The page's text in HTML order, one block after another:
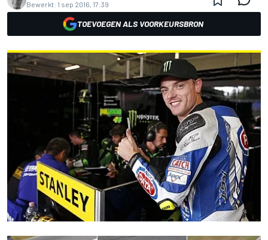
Bewerkt: 1 sep 2016, 17:39
TOEVOEGEN ALS VOORKEURSBRON